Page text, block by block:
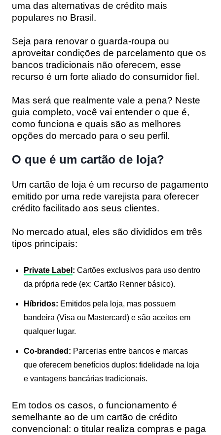
uma das alternativas de crédito mais
populares no Brasil.
Seja para renovar o guarda-roupa ou
aproveitar condições de parcelamento que os
bancos tradicionais não oferecem, esse
recurso é um forte aliado do consumidor fiel.
Mas será que realmente vale a pena? Neste
guia completo, você vai entender o que é,
como funciona e quais são as melhores
opções do mercado para o seu perfil.
O que é um cartão de loja?
Um cartão de loja é um recurso de pagamento
emitido por uma rede varejista para oferecer
crédito facilitado aos seus clientes.
No mercado atual, eles são divididos em três
tipos principais:
Private Label : Cartões exclusivos para uso dentro
da própria rede (ex: Cartão Renner básico).
Híbridos: Emitidos pela loja, mas possuem
bandeira (Visa ou Mastercard) e são aceitos em
qualquer lugar.
Co-branded: Parcerias entre bancos e marcas
que oferecem benefícios duplos: fidelidade na loja
e vantagens bancárias tradicionais.
Em todos os casos, o funcionamento é
semelhante ao de um cartão de crédito
convencional: o titular realiza compras e paga